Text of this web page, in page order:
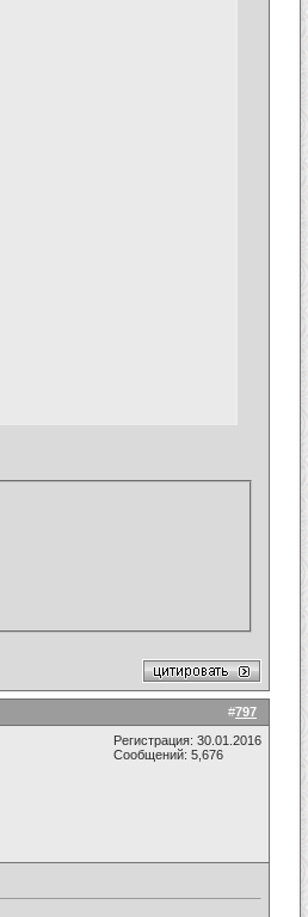
#797
Регистрация: 30.01.2016
Сообщений: 5,676